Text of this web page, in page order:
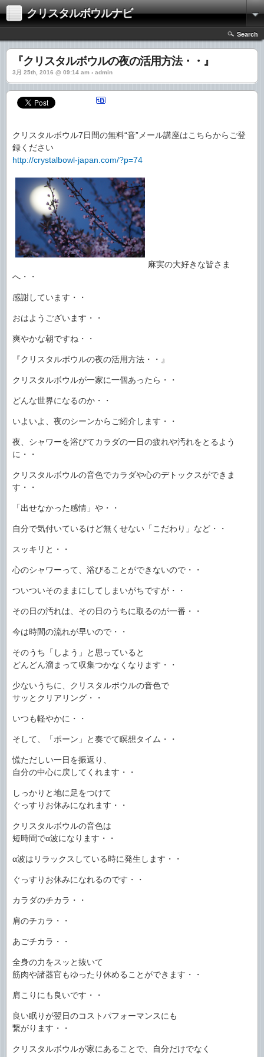
クリスタルボウルナビ
Search
『クリスタルボウルの夜の活用方法・・』
3月 25th, 2016 @ 09:14 am › admin
クリスタルボウル7日間の無料“音”メール講座はこちらからご登
録ください
http://crystalbowl-japan.com/?p=74
麻実の大好きな皆さま
へ・・
感謝しています・・
おはようございます・・
爽やかな朝ですね・・
『クリスタルボウルの夜の活用方法・・』
クリスタルボウルが一家に一個あったら・・
どんな世界になるのか・・
いよいよ、夜のシーンからご紹介します・・
夜、シャワーを浴びてカラダの一日の疲れや汚れをとるよう
に・・
クリスタルボウルの音色でカラダや心のデトックスができま
す・・
「出せなかった感情」や・・
自分で気付いているけど無くせない「こだわり」など・・
スッキリと・・
心のシャワーって、浴びることができないので・・
ついついそのままにしてしまいがちですが・・
その日の汚れは、その日のうちに取るのが一番・・
今は時間の流れが早いので・・
そのうち「しよう」と思っていると
どんどん溜まって収集つかなくなります・・
少ないうちに、クリスタルボウルの音色で
サッとクリアリング・・
いつも軽やかに・・
そして、「ポーン」と奏でて瞑想タイム・・
慌ただしい一日を振返り、
自分の中心に戻してくれます・・
しっかりと地に足をつけて
ぐっすりお休みになれます・・
クリスタルボウルの音色は
短時間でα波になります・・
α波はリラックスしている時に発生します・・
ぐっすりお休みになれるのです・・
カラダのチカラ・・
肩のチカラ・・
あごチカラ・・
全身の力をスッと抜いて
筋肉や諸器官もゆったり休めることができます・・
肩こりにも良いです・・
良い眠りが翌日のコストパフォーマンスにも
繋がります・・
クリスタルボウルが家にあることで、自分だけでなく